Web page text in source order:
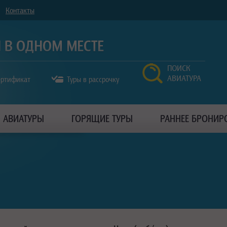
Контакты
Туры в рассрочку
ПОИСК
АВИАТУРА
АВИАТУРЫ ГОРЯЩИЕ ТУРЫ РАННЕЕ